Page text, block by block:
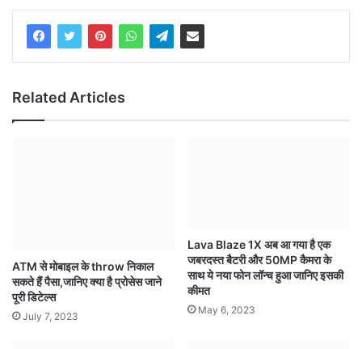
Related Articles
ATM से मोबाइल के throw निकाल
सकते हैं पैसा,जानिए क्या है प्रोसेस जाने
पूरी डिटेल्स
July 7, 2023
Lava Blaze 1X अब आ गया है एक
जबरदस्त बैटरी और 50MP कैमरा के
साथ ये नया फोन लॉन्च हुआ जानिए इसकी
कीमत
May 6, 2023